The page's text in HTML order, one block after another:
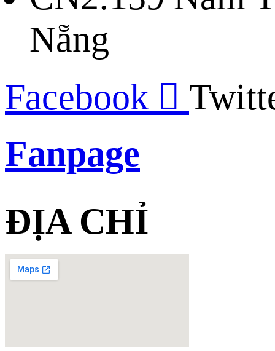
Nẵng
Facebook
Fanpage
ĐỊA CHỈ